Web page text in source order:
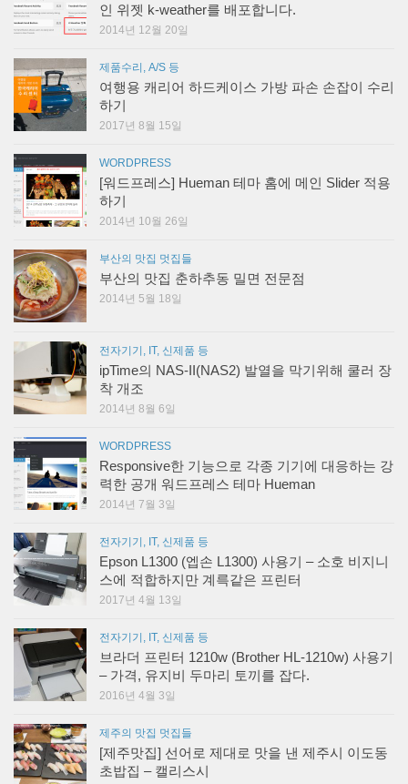
인 위젯 k-weather를 배포합니다.
2014년 12월 20일
제품수리, A/S 등
여행용 캐리어 하드케이스 가방 파손 손잡이 수리
하기
2017년 8월 15일
WORDPRESS
[워드프레스] Hueman 테마 홈에 메인 Slider 적용
하기
2014년 10월 26일
부산의 맛집 멋집들
부산의 맛집 춘하추동 밀면 전문점
2014년 5월 18일
전자기기, IT, 신제품 등
ipTime의 NAS-II(NAS2) 발열을 막기위해 쿨러 장
착 개조
2014년 8월 6일
WORDPRESS
Responsive한 기능으로 각종 기기에 대응하는 강
력한 공개 워드프레스 테마 Hueman
2014년 7월 3일
전자기기, IT, 신제품 등
Epson L1300 (엡손 L1300) 사용기 – 소호 비지니
스에 적합하지만 계륵같은 프린터
2017년 4월 13일
전자기기, IT, 신제품 등
브라더 프린터 1210w (Brother HL-1210w) 사용기
– 가격, 유지비 두마리 토끼를 잡다.
2016년 4월 3일
제주의 맛집 멋집들
[제주맛집] 선어로 제대로 맛을 낸 제주시 이도동
초밥집 – 캘리스시